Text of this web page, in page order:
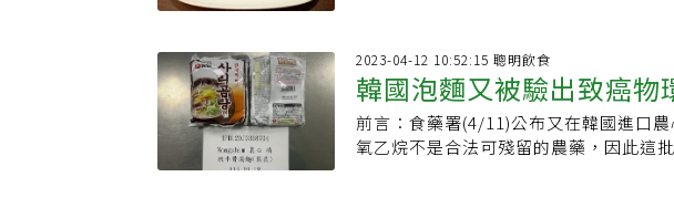
2023-04-12 10:52:15 聰明飲食
韓國泡麵又被驗出致癌物
用環氧乙烷？
前言：食藥署(4/11)公布又在韓國進口
氧乙烷不是合法可殘留的農藥，因此這